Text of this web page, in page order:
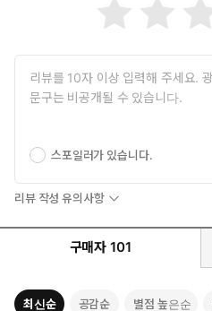
스포일러가 있습니다.
리뷰 작성 유의사항
구매자 101
최신순 공감순 별점 높은순